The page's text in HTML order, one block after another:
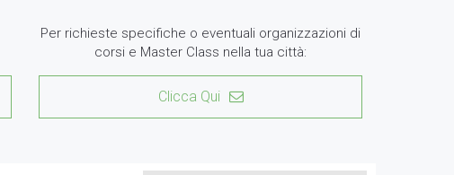
Per richieste specifiche o eventuali organizzazioni di
corsi e Master Class nella tua città:
Clicca Qui